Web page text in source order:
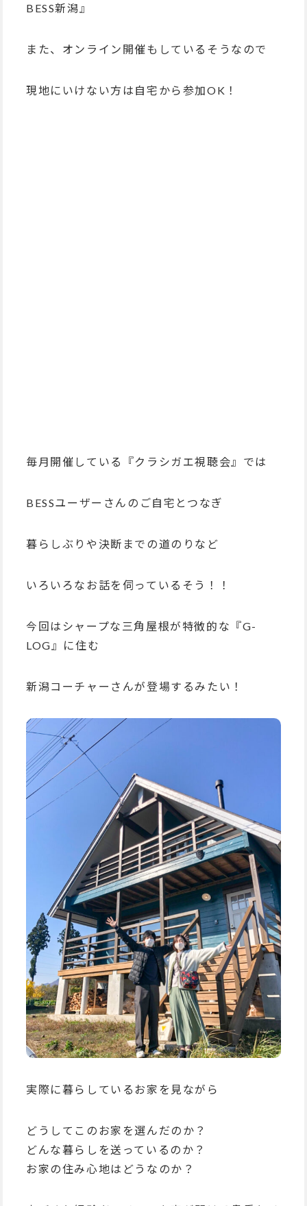
BESS新潟』
また、オンライン開催もしているそうなので
現地にいけない方は自宅から参加OK！
毎月開催している『クラシガエ視聴会』では
BESSユーザーさんのご自宅とつなぎ
暮らしぶりや決断までの道のりなど
いろいろなお話を伺っているそう！！
今回はシャープな三角屋根が特徴的な『G-
LOG』に住む
新潟コーチャーさんが登場するみたい！
実際に暮らしているお家を見ながら
どうしてこのお家を選んだのか？
どんな暮らしを送っているのか？
お家の住み心地はどうなのか？